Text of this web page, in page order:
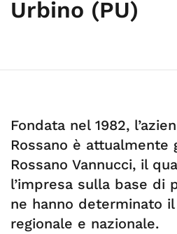
Urbino (PU)
Fondata nel 1982,
Rossano è attualmente
Rossano Vannucci, il
l’impresa sulla base di
ne hanno determinato
regionale e nazionale.